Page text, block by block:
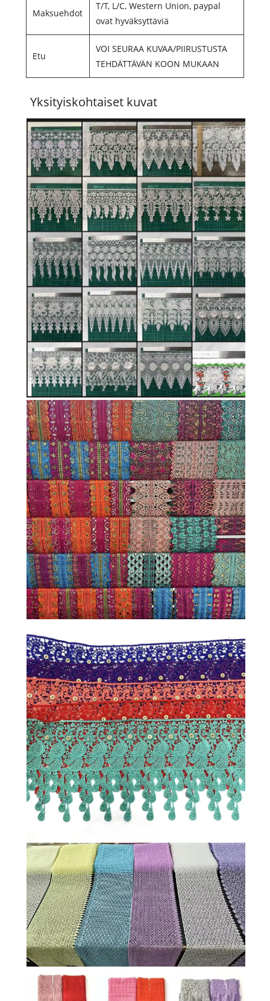
Maksuehdot
T/T, L/C, Western Union, paypal
ovat hyväksyttäviä
Etu
VOI SEURAA KUVAA/PIIRUSTUSTA
TEHDÄTTÄVÄN KOON MUKAAN
Yksityiskohtaiset kuvat